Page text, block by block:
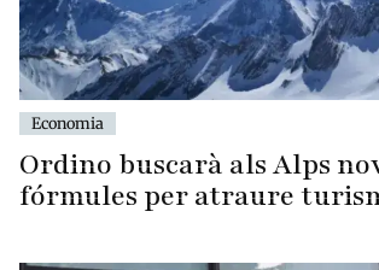
Economia
Ordino buscarà als Alps
fórmules per atraure